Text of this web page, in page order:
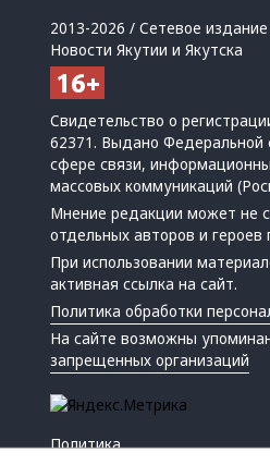
2013-2026 / Сетевое
Новости Якутии и Якутска
Свидетельство о
62371. Выдано Федеральной
сфере связи,
массовых коммуникаций
Мнение редакции может не
отдельных авторов и героев
При использовании
активная ссылка на сайт.
Политика обработки
На сайте возможны
запрещенных организаций
Политика